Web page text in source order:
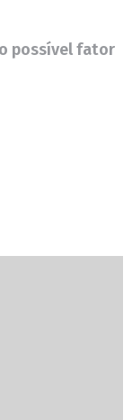
possível fator